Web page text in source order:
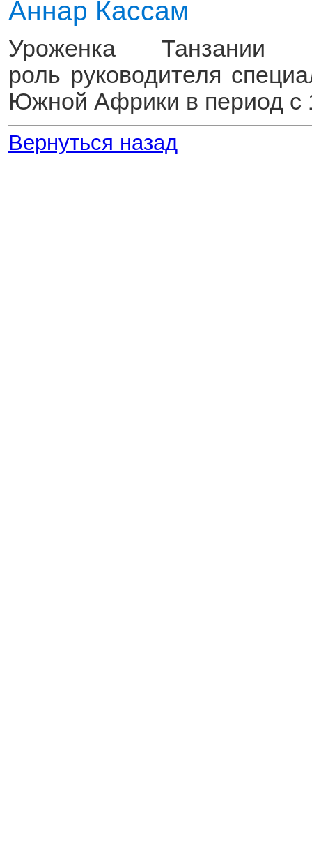
Аннар Кассам
Уроженка Танзании
роль руководителя
Южной Африки в период с
Вернуться назад